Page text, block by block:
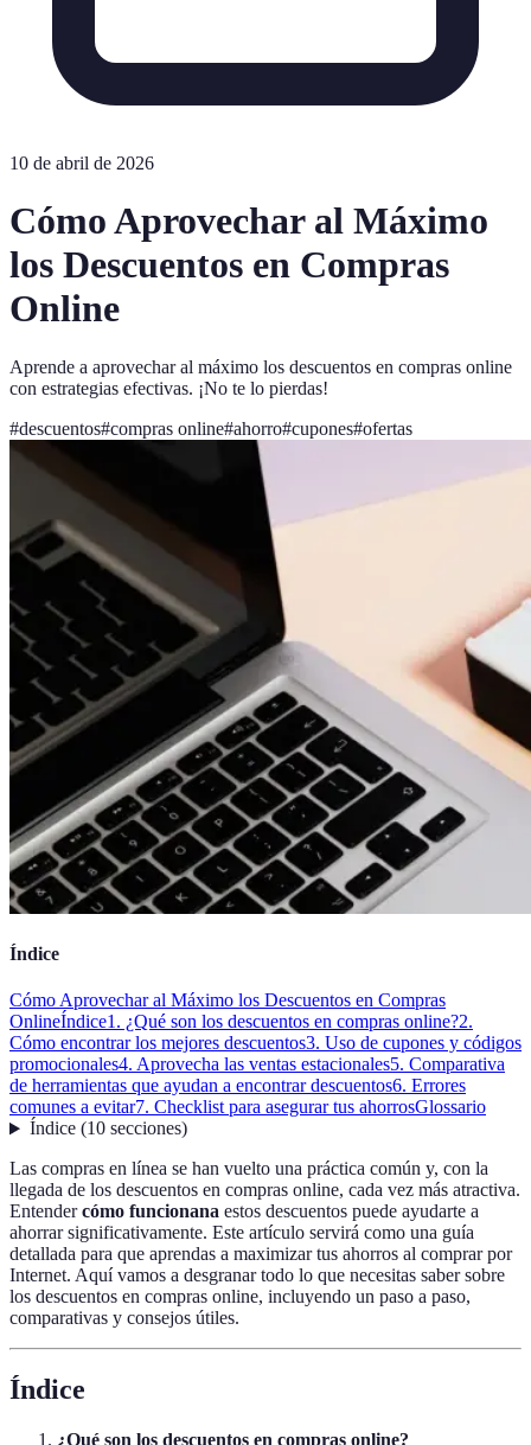
10 de abril de 2026
Cómo Aprovechar al Máximo
los Descuentos en Compras
Online
Aprende a aprovechar al máximo los descuentos en compras online
con estrategias efectivas. ¡No te lo pierdas!
#descuentos#compras online#ahorro#cupones#ofertas
Índice
Cómo Aprovechar al Máximo los Descuentos en Compras
OnlineÍndice1. ¿Qué son los descuentos en compras online?2.
Cómo encontrar los mejores descuentos3. Uso de cupones y códigos
promocionales4. Aprovecha las ventas estacionales5. Comparativa
de herramientas que ayudan a encontrar descuentos6. Errores
comunes a evitar7. Checklist para asegurar tus ahorrosGlossario
Índice(10 secciones)
Las compras en línea se han vuelto una práctica común y, con la
llegada de los descuentos en compras online, cada vez más atractiva.
Entendercómo funcionana estos descuentos puede ayudarte a
ahorrar significativamente. Este artículo servirá como una guía
detallada para que aprendas a maximizar tus ahorros al comprar por
Internet. Aquí vamos a desgranar todo lo que necesitas saber sobre
los descuentos en compras online, incluyendo un paso a paso,
comparativas y consejos útiles.
Índice
¿Qué son los descuentos en compras online?